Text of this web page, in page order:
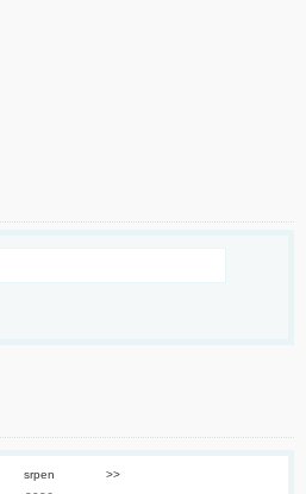
srpen
>>